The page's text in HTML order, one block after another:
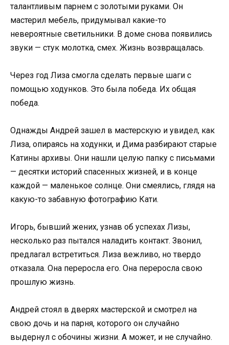
талантливым парнем с золотыми руками. Он
мастерил мебель, придумывал какие-то
невероятные светильники. В доме снова появились
звуки — стук молотка, смех. Жизнь возвращалась.
Через год Лиза смогла сделать первые шаги с
помощью ходунков. Это была победа. Их общая
победа.
Однажды Андрей зашел в мастерскую и увидел, как
Лиза, опираясь на ходунки, и Дима разбирают старые
Катины архивы. Они нашли целую папку с письмами
— десятки историй спасенных жизней, и в конце
каждой — маленькое солнце. Они смеялись, глядя на
какую-то забавную фотографию Кати.
Игорь, бывший жених, узнав об успехах Лизы,
несколько раз пытался наладить контакт. Звонил,
предлагал встретиться. Лиза вежливо, но твердо
отказала. Она переросла его. Она переросла свою
прошлую жизнь.
Андрей стоял в дверях мастерской и смотрел на
свою дочь и на парня, которого он случайно
выдернул с обочины жизни. А может, и не случайно.